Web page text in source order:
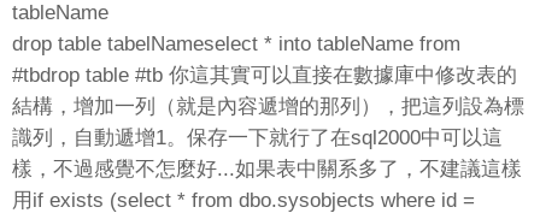
tableName
drop table tabelNameselect * into tableName from
#tbdrop table #tb 你這其實可以直接在數據庫中修改表的
結構，增加一列（就是內容遞增的那列），把這列設為標
識列，自動遞增1。保存一下就行了在sql2000中可以這
樣，不過感覺不怎麼好...如果表中關系多了，不建議這樣
用if exists (select * from dbo.sysobjects where id =